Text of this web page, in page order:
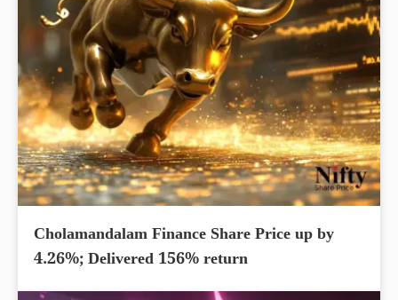
Cholamandalam Finance Share Price up by
4.26%; Delivered 156% return